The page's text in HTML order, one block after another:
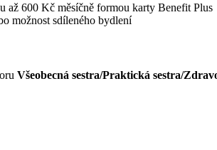
až 600 Kč měsíčně formou karty Benefit Plus
možnost sdíleného bydlení
Všeobecná sestra/Praktická sestra/